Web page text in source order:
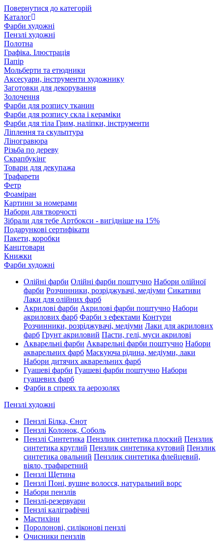
Повернутися до категорій
Каталог
Фарби художні
Пензлі художні
Полотна
Графіка. Ілюстрація
Папір
Мольберти та етюдники
Аксесуари, інструменти художнику
Заготовки для декорування
Золочення
Фарби для розпису тканин
Фарби для розпису скла і кераміки
Фарби для тіла Грим, наліпки, інструменти
Ліплення та скульптура
Ліногравюра
Різьба по дереву
Скрапбукінг
Товари для декупажа
Трафарети
Фетр
Фоаміран
Картини за номерами
Набори для творчості
Зібрали для тебе Артбокси - вигідніше на 15%
Подарункові сертифікати
Пакети, коробки
Канцтовари
Книжки
Фарби художні
Олійні фарби Олійні фарби поштучно Набори олійної
фарби Розчинники, розріджувачі, медіуми Сикативи
Лаки для олійних фарб
Акрилові фарби Акрилові фарби поштучно Набори
акрилових фарб Фарби з ефектами Контури
Розчинники, розріджувачі, медіуми Лаки для акрилових
фарб Грунт акриловий Пасти, гелі, муси акрилові
Акварельні фарби Акварельні фарби поштучно Набори
акварельних фарб Маскуюча рідина, медіуми, лаки
Набори дитячих акварельних фарб
Гуашеві фарби Гуашеві фарби поштучно Набори
гуашевих фарб
Фарби в спреях та аерозолях
Пензлі художні
Пензлі Білка, Єнот
Пензлі Колонок, Соболь
Пензлі Синтетика Пензлик синтетика плоский Пензлик
синтетика круглий Пензлик синтетика кутовий Пензлик
синтетика овальний Пензлик синтетика флейцевий,
віяло, трафаретний
Пензлі Щетина
Пензлі Поні, вушне волосся, натуральний ворс
Набори пензлів
Пензлі-резервуари
Пензлі каліграфічні
Мастихіни
Поролонові, силіконові пензлі
Очисники пензлів